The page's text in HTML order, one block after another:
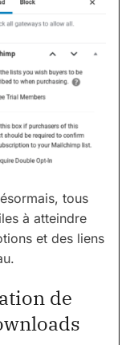
tous
à atteindre
et des liens
de